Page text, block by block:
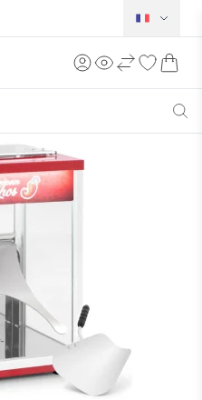
Norsk
Svensk
English